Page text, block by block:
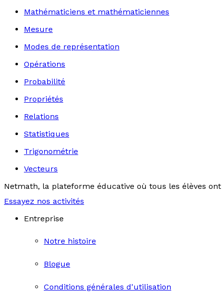
Mathématiciens et mathématiciennes
Mesure
Modes de représentation
Opérations
Probabilité
Propriétés
Relations
Statistiques
Trigonométrie
Vecteurs
Netmath, la plateforme éducative où tous les élèves
Essayez nos activités
Entreprise
Notre histoire
Blogue
Conditions générales d'utilisation